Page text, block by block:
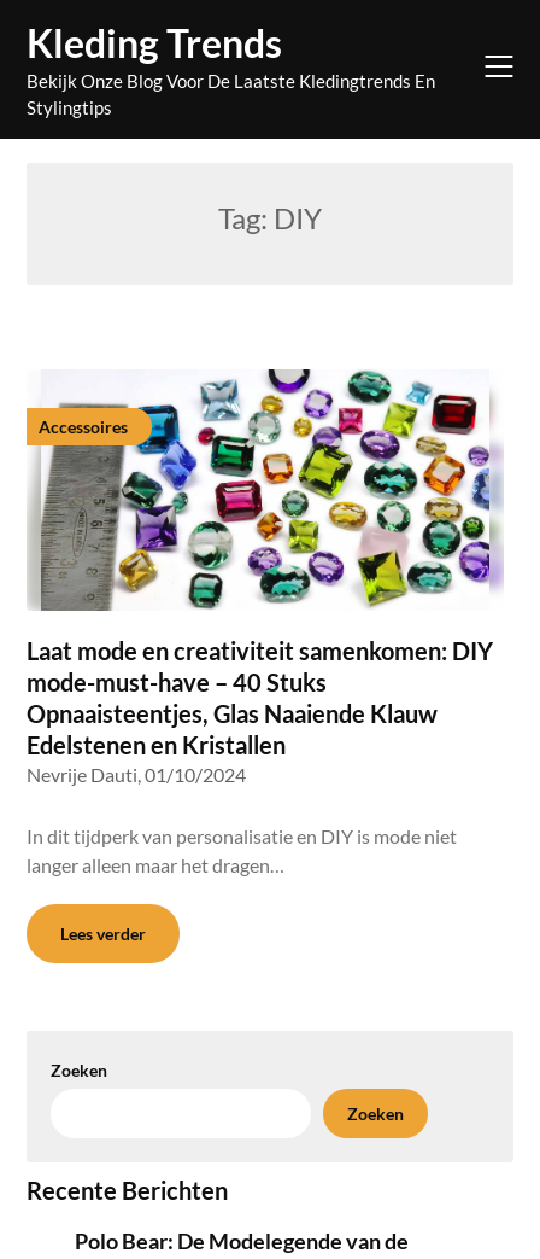
content
Kleding Trends
Bekijk Onze Blog Voor De Laatste Kledingtrends En
Stylingtips
Tag: DIY
Accessoires
Laat mode en creativiteit samenkomen: DIY
mode-must-have – 40 Stuks
Opnaaisteentjes, Glas Naaiende Klauw
Edelstenen en Kristallen
Nevrije Dauti,01/10/2024
In dit tijdperk van personalisatie en DIY is mode niet
langer alleen maar het dragen…
Lees verder
Zoeken
Zoeken
Recente Berichten
Polo Bear: De Modelegende van de